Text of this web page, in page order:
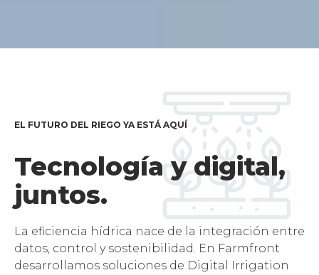
EL FUTURO DEL RIEGO YA ESTÁ AQUÍ
Tecnología y digital,
juntos.
La eficiencia hídrica nace de la integración entre
datos, control y sostenibilidad. En Farmfront
desarrollamos soluciones de Digital Irrigation